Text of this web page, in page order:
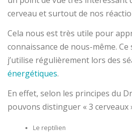
cerveau et surtout de nos
Cela nous est très utile pour
connaissance de nous-même.
j’utilise régulièrement lors des
énergétiques.
En effet, selon les principes du
pouvons distinguer « 3 cerveaux
Le reptilien